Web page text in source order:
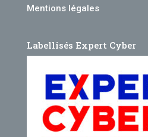
Mentions légales
Labellisés Expert Cyber